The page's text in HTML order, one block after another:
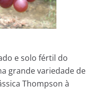
e solo fértil do
grande variedade de
Thompson à